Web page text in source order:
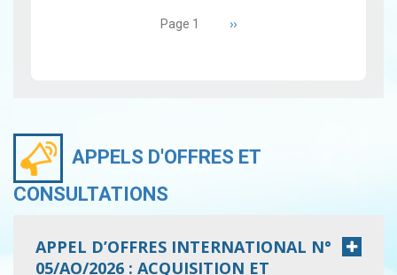
répartition spatiale
Page 1 Page
››
APPELS D'OFFRES ET
CONSULTATIONS
APPEL D’OFFRES INTERNATIONAL N°
05/AO/2026 : ACQUISITION ET